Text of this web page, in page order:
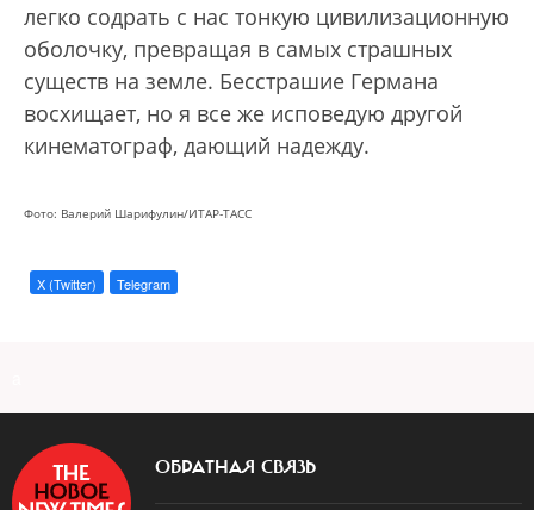
легко содрать с нас тонкую цивилизационную
оболочку, превращая в самых страшных
существ на земле. Бесстрашие Германа
восхищает, но я все же исповедую другой
кинематограф, дающий надежду.
Фото: Валерий Шарифулин/ИТАР-ТАСС
X (Twitter) Telegram
ОБРАТНАЯ СВЯЗЬ